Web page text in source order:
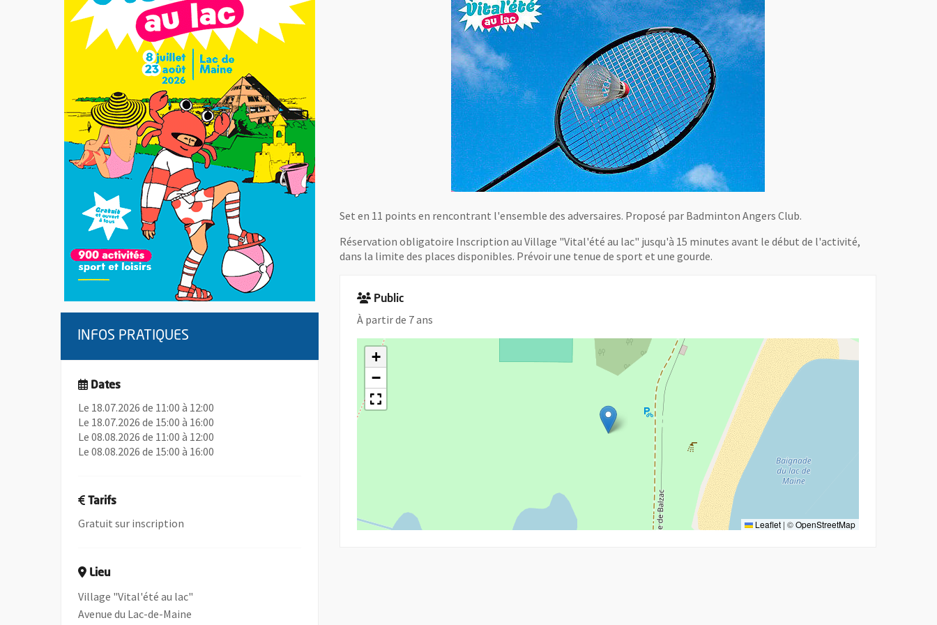
Set en 11 points en rencontrant l'ensemble des adversaires. Proposé par Badminton Angers Club.
Réservation obligatoire Inscription au Village "Vital'été au lac" jusqu'à 15 minutes avant le début de l'activité,
dans la limite des places disponibles. Prévoir une tenue de sport et une gourde.
Public
À partir de 7 ans
+
−
Leaflet | ©OpenStreetMap
INFOS PRATIQUES
Dates
Le 18.07.2026 de 11:00 à 12:00
Le 18.07.2026 de 15:00 à 16:00
Le 08.08.2026 de 11:00 à 12:00
Le 08.08.2026 de 15:00 à 16:00
Tarifs
Gratuit sur inscription
Lieu
Village "Vital'été au lac"
Avenue du Lac-de-Maine